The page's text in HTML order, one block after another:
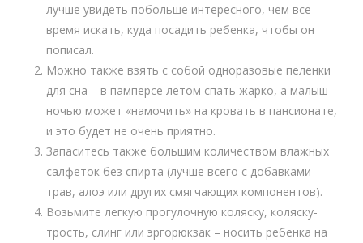
лучше увидеть побольше интересного, чем все
время искать, куда посадить ребенка, чтобы он
пописал.
Можно также взять с собой одноразовые пеленки
для сна – в памперсе летом спать жарко, а малыш
ночью может «намочить» на кровать в пансионате,
и это будет не очень приятно.
Запаситесь также большим количеством влажных
салфеток без спирта (лучше всего с добавками
трав, алоэ или других смягчающих компонентов).
Возьмите легкую прогулочную коляску, коляску-
трость, слинг или эргорюкзак – носить ребенка на